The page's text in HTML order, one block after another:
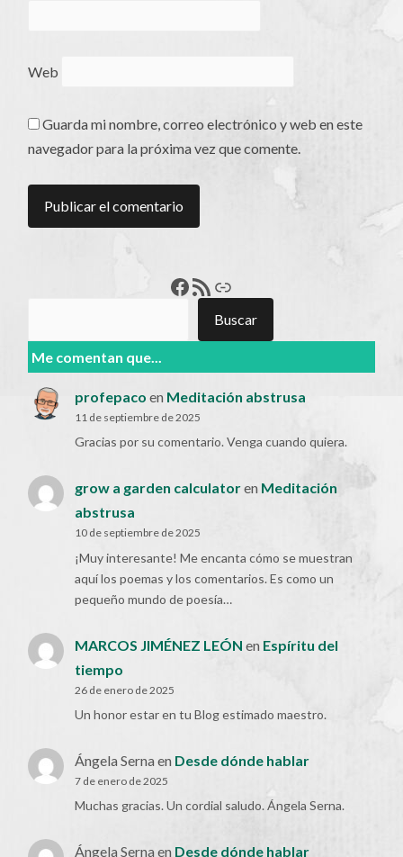
Web
Guarda mi nombre, correo electrónico y web en este
navegador para la próxima vez que comente.
Francisco Pérez
Feed RSSEnlace
Buscar
Me comentan que...
profepaco en Meditación abstrusa
11 de septiembre de 2025
Gracias por su comentario. Venga cuando quiera.
grow a garden calculatoren Meditación
abstrusa
10 de septiembre de 2025
¡Muy interesante! Me encanta cómo se muestran
aquí los poemas y los comentarios. Es como un
pequeño mundo de poesía…
MARCOS JIMÉNEZ LEÓN en Espíritu del
tiempo
26 de enero de 2025
Un honor estar en tu Blog estimado maestro.
Ángela Serna en Desde dónde hablar
7 de enero de 2025
Muchas gracias. Un cordial saludo. Ángela Serna.
Ángela Serna en Desde dónde hablar